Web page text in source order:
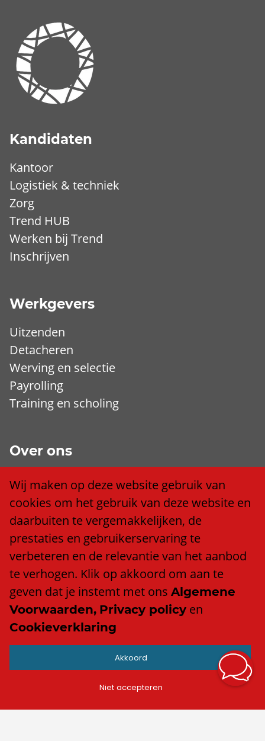
Kandidaten
Kantoor
Logistiek & techniek
Zorg
Trend HUB
Werken bij Trend
Inschrijven
Werkgevers
Uitzenden
Detacheren
Werving en selectie
Payrolling
Training en scholing
Over ons
Wij zijn Trend
Ons team
Klacht of compliment?
Algemene voorwaarden
Privacy policy
Cookieverklaring
Anti discriminatiebeleid
Contact
Instagram
Wij maken op deze website gebruik van
cookies om het gebruik van deze website en
daarbuiten te vergemakkelijken, de
prestaties en gebruikerservaring te
verbeteren en de relevantie van het aanbod
te verhogen. Klik op akkoord om aan te
geven dat je instemt met ons Algemene
Voorwaarden, Privacy policy en
Cookieverklaring
Akkoord
Niet accepteren